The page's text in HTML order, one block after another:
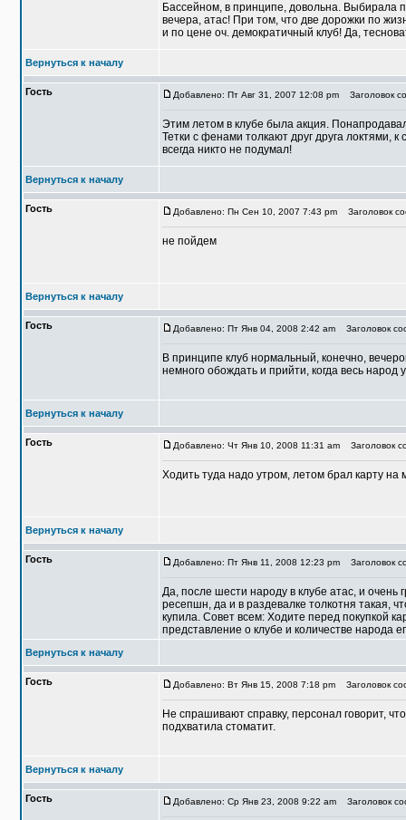
Бассейном, в принципе, довольна. Выбирала
вечера, атас! При том, что две дорожки по
и по цене оч. демократичный клуб! Да,
Вернуться к началу
Гость Добавлено: Пт Авг 31, 2007 12:08 pm Заголовок
Этим летом в клубе была акция.
Тетки с фенами толкают друг друга локтями,
всегда никто не подумал!
Вернуться к началу
Гость Добавлено: Пн Сен 10, 2007 7:43 pm Заголовок
не пойдем
Вернуться к началу
Гость Добавлено: Пт Янв 04, 2008 2:42 am Заголовок
В принципе клуб нормальный, конечно,
немного обождать и прийти, когда весь народ
Вернуться к началу
Гость Добавлено: Чт Янв 10, 2008 11:31 am Заголовок
Ходить туда надо утром, летом брал карту на
Вернуться к началу
Гость Добавлено: Пт Янв 11, 2008 12:23 pm Заголовок
Да, после шести народу в клубе атас, и очень
ресепшн, да и в раздевалке толкотня такая,
купила. Совет всем: Ходите перед покупкой
представление о клубе и количестве народа
Вернуться к началу
Гость Добавлено: Вт Янв 15, 2008 7:18 pm Заголовок
Не спрашивают справку, персонал говорит,
подхватила стоматит.
Вернуться к началу
Гость Добавлено: Ср Янв 23, 2008 9:22 am Заголовок